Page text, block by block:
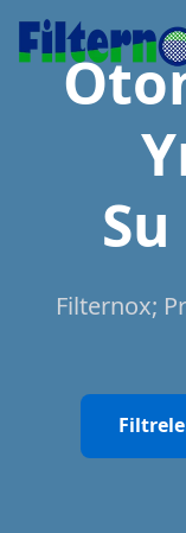
Filternox;